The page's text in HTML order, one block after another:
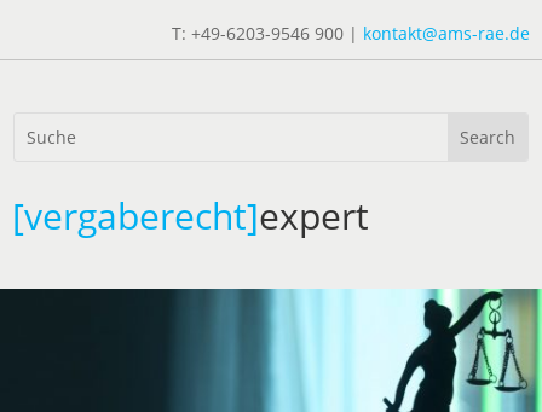
T: +49-6203-9546 900 | kontakt@ams-rae.de
[vergaberecht]expert